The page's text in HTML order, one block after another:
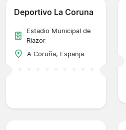
Deportivo La Coruna
Estadio Municipal de
Riazor
A Coruña, Espanja